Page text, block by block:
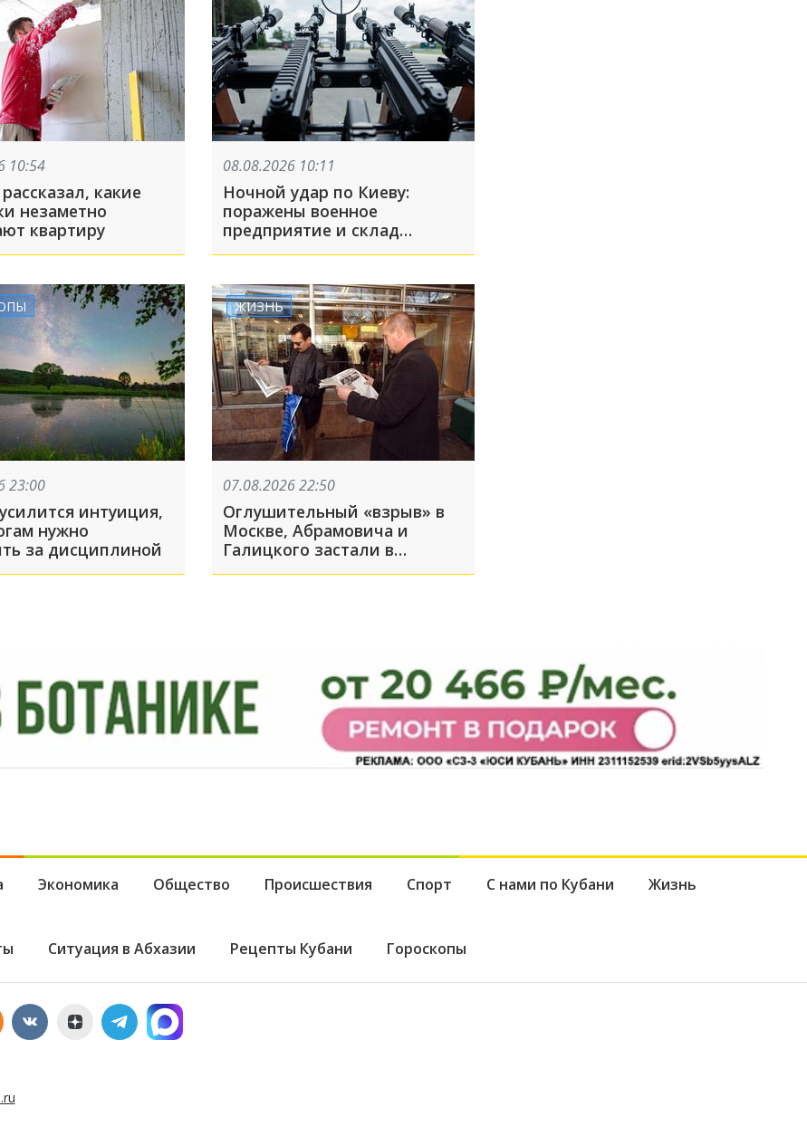
10:54
какие
незаметно
разрушают квартиру
08.08.2026 10:11
Ночной удар по Киеву:
поражены военное
предприятие и склад
горючего
23:00
интуиция,
нужно
за дисциплиной
ЖИЗНЬ
07.08.2026 22:50
Оглушительный «взрыв» в
Москве, Абрамовича и
Галицкого застали в
знаменитом парке
Экономика Общество Происшествия Спорт С нами по Кубани Жизнь
Ситуация в Абхазии Рецепты Кубани Гороскопы